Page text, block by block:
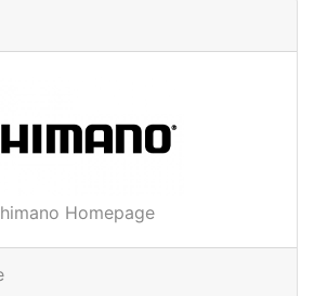
Homepage